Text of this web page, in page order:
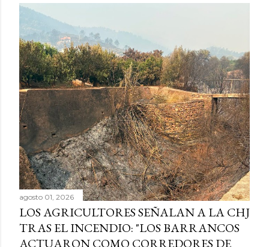
agosto 01, 2026
LOS AGRICULTORES SEÑALAN A LA CHJ
TRAS EL INCENDIO: "LOS BARRANCOS
ACTUARON COMO CORREDORES DE